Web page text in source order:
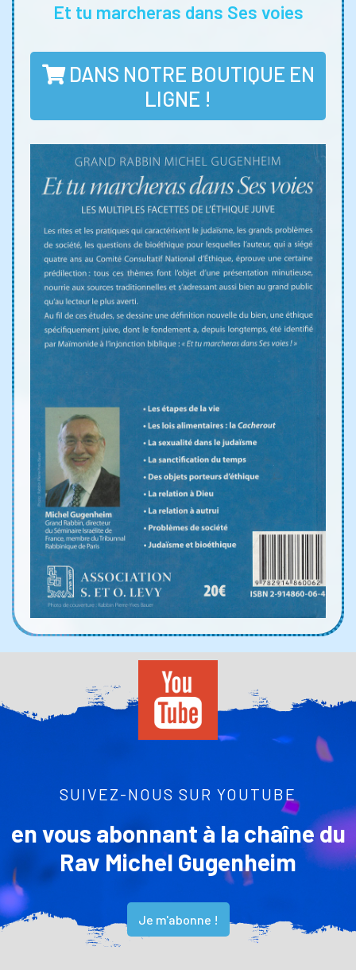
Et tu marcheras dans Ses voies
DANS NOTRE BOUTIQUE EN
LIGNE !
SUIVEZ-NOUS SUR YOUTUBE
en vous abonnant à la chaîne du
Rav Michel Gugenheim
Je m'abonne !